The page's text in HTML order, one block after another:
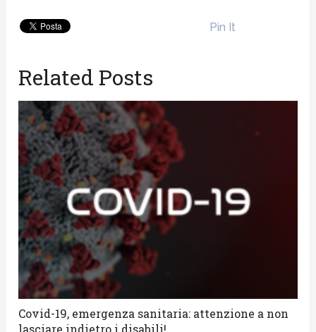
Pin It
Related Posts
Covid-19, emergenza sanitaria: attenzione a non
lasciare indietro i disabili!